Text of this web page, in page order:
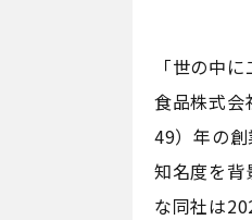
「世の中
食品株式会
49）年の
知名度を背
な同社は